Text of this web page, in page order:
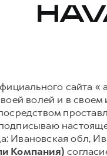
сайта
волей и в своем
Ивановская обл,
Компания)